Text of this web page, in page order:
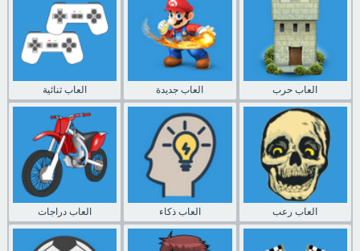
العاب ثنائية العاب جديدة العاب حرب
العاب دراجات العاب ذكاء العاب رعب